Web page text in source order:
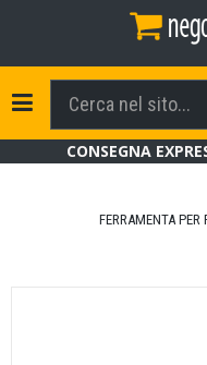
Toggle Navigation
CONSEGNA
FERRAMENTA PER